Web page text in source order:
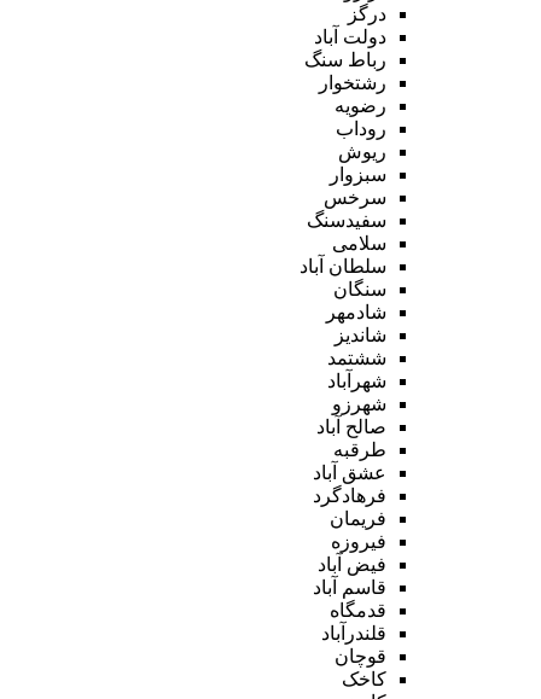
درگز
دولت آباد
رباط سنگ
رشتخوار
رضویه
روداب
ریوش
سبزوار
سرخس
سفیدسنگ
سلامی
سلطان آباد
سنگان
شادمهر
شاندیز
ششتمد
شهرآباد
شهرزو
صالح آباد
طرقبه
عشق آباد
فرهادگرد
فریمان
فیروزه
فیض آباد
قاسم آباد
قدمگاه
قلندرآباد
قوچان
کاخک